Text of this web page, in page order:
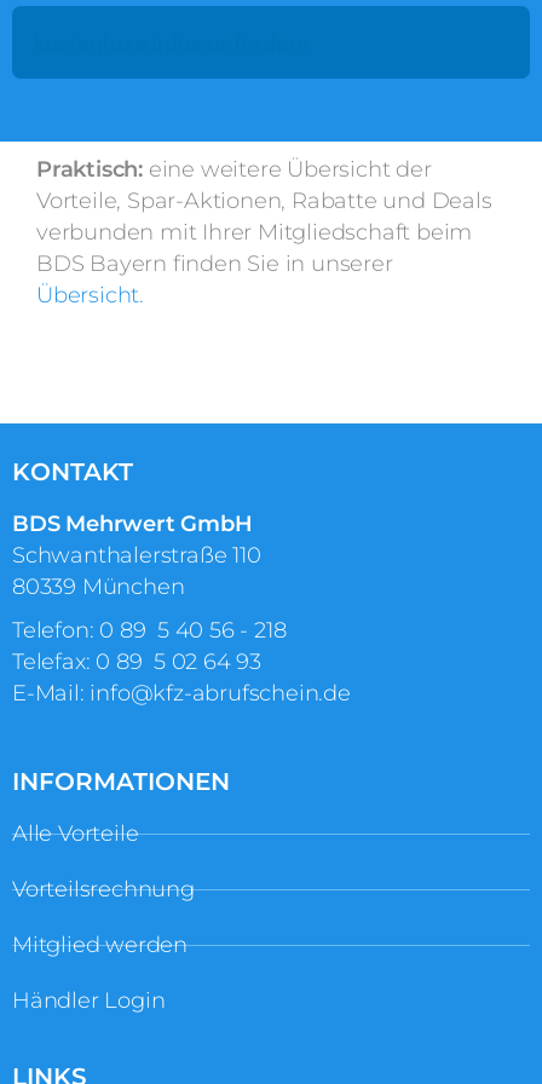
Praktisch: eine weitere Übersicht der
Vorteile, Spar-Aktionen, Rabatte und Deals
verbunden mit Ihrer Mitgliedschaft beim
BDS Bayern finden Sie in unserer
Übersicht.
KONTAKT
BDS Mehrwert GmbH
Schwanthalerstraße 110
80339 München
Telefon: 0 89 5 40 56 ‑ 218
Telefax: 0 89 5 02 64 93
E-Mail: info@kfz-abrufschein.de
INFORMATIONEN
Alle Vorteile
Vorteilsrechnung
Mitglied werden
Händler Login
LINKS